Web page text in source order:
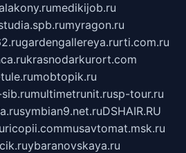
medikijob.ru
myragon.ru
gardengallereya.rurti.com.ru
krasnodarkurort.com
mobtopik.ru
multimetrunit.rusp-tour.ru
symbian9.net.ruDSHAIR.RU
musavtomat.msk.ru
ybaranovskaya.ru